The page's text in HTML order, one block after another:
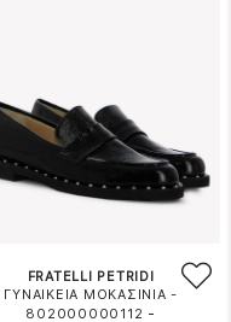
FRATELLI PETRIDI
ΓΥΝΑΙΚΕΙΑ ΜΟΚΑΣΙΝΙΑ -
802000000112 -